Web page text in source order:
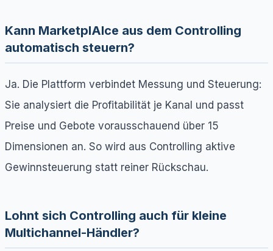
Kann MarketplAIce aus dem Controlling
automatisch steuern?
Ja. Die Plattform verbindet Messung und Steuerung:
Sie analysiert die Profitabilität je Kanal und passt
Preise und Gebote vorausschauend über 15
Dimensionen an. So wird aus Controlling aktive
Gewinnsteuerung statt reiner Rückschau.
Lohnt sich Controlling auch für kleine
Multichannel-Händler?